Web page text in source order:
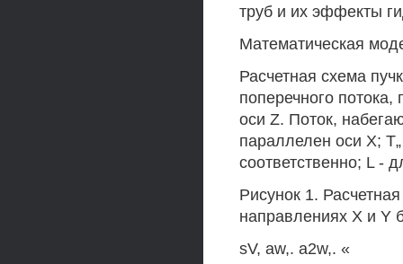
труб и их эффекты
Математическая
Расчетная схема
поперечного
оси Z. Поток,
параллелен оси X;
соответственно; L -
Рисунок 1.
направлениях X и Y
sV, aw,. a2w,. «